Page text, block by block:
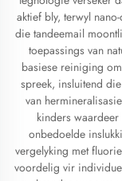
aktief bly, terwyl
die tandeemail
toepassings van
basiese reiniging
spreek, insluitend
van
kinders
onbedoelde
vergelyking met
voordelig vir